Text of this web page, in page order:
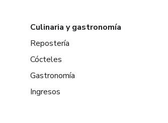
Culinaria y gastronomía
Repostería
Cócteles
Gastronomía
Ingresos